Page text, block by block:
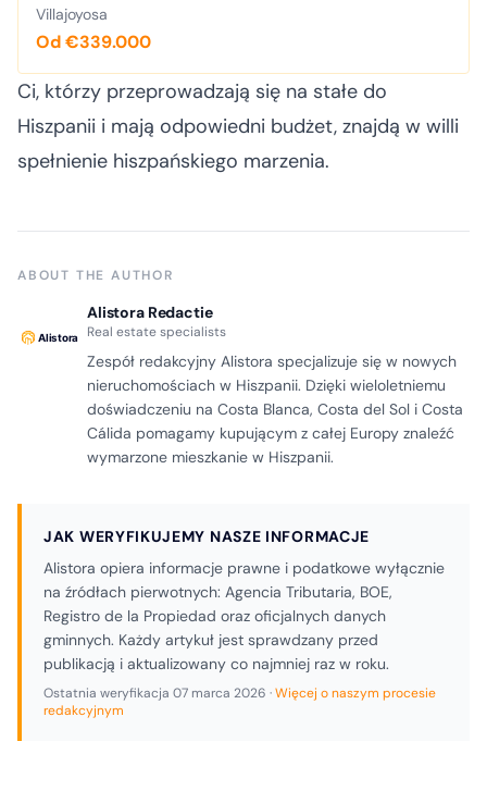
Villajoyosa
Od €339.000
Ci, którzy przeprowadzają się na stałe do
Hiszpanii i mają odpowiedni budżet, znajdą w willi
spełnienie hiszpańskiego marzenia.
ABOUT THE AUTHOR
Alistora Redactie
Real estate specialists
Zespół redakcyjny Alistora specjalizuje się w nowych
nieruchomościach w Hiszpanii. Dzięki wieloletniemu
doświadczeniu na Costa Blanca, Costa del Sol i Costa
Cálida pomagamy kupującym z całej Europy znaleźć
wymarzone mieszkanie w Hiszpanii.
JAK WERYFIKUJEMY NASZE INFORMACJE
Alistora opiera informacje prawne i podatkowe wyłącznie
na źródłach pierwotnych: Agencia Tributaria, BOE,
Registro de la Propiedad oraz oficjalnych danych
gminnych. Każdy artykuł jest sprawdzany przed
publikacją i aktualizowany co najmniej raz w roku.
Ostatnia weryfikacja 07 marca 2026 ·Więcej o naszym procesie
redakcyjnym